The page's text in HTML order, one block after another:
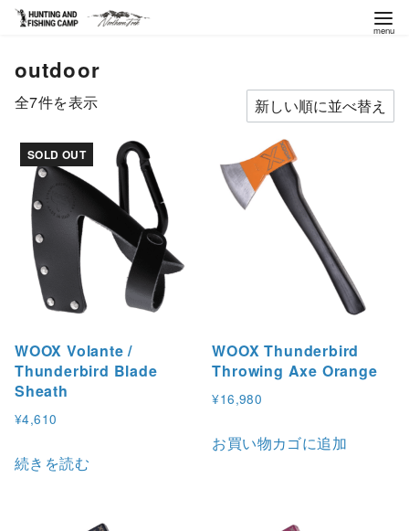
outdoor
全7件を表示新
SOLD OUT
WOOX Volante /
Thunderbird Blade
Sheath
¥4,610
続きを読む
WOOX Thunderbird
Throwing Axe Orange
¥16,980
お買い物カゴに追加